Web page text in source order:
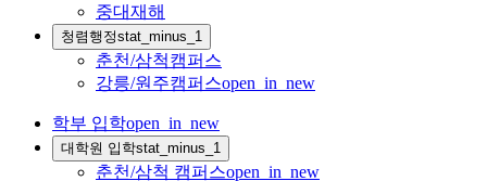
중대재해
청렴행정stat_minus_1
춘천/삼척캠퍼스
강릉/원주캠퍼스open_in_new
학부 입학open_in_new
대학원 입학stat_minus_1
춘천/삼척 캠퍼스open_in_new